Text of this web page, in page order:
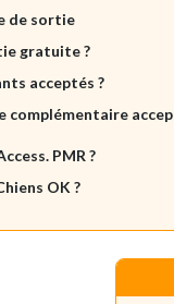
de sortie
gratuite ?
acceptés ?
complémentaire
PMR ?
OK ?